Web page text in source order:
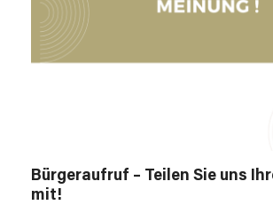
Bürgeraufruf – Teilen Sie uns
mit!